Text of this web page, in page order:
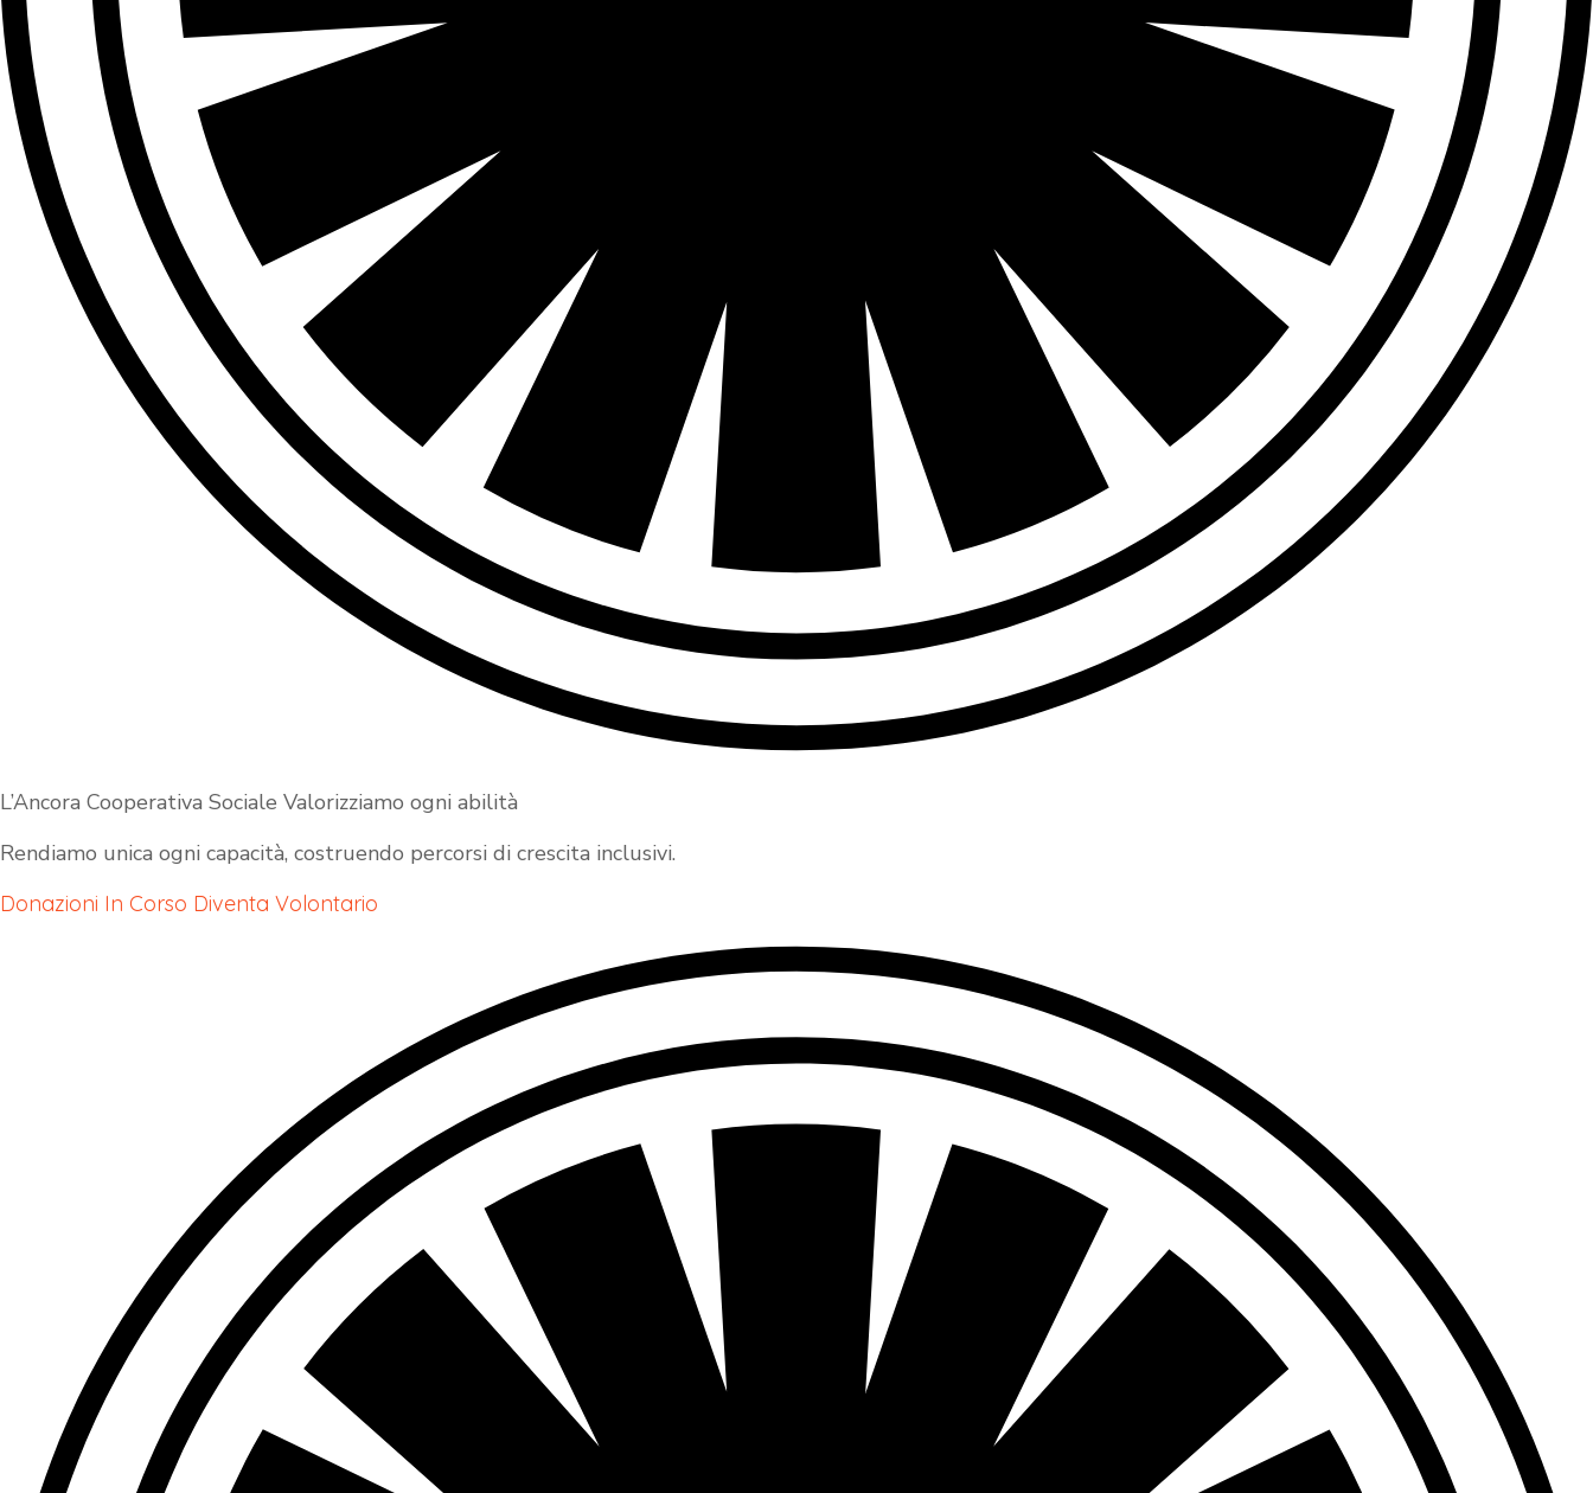
L’Ancora Cooperativa Sociale Valorizziamo ogni abilità
Rendiamo unica ogni capacità, costruendo percorsi di crescita inclusivi.
Donazioni In Corso Diventa Volontario